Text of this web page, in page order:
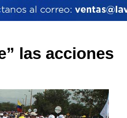
las acciones